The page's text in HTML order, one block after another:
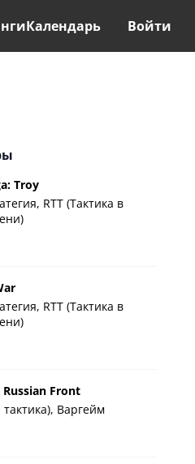
Календарь Войти
Troy
RTT (Тактика в
RTT (Тактика в
Front
Варгейм